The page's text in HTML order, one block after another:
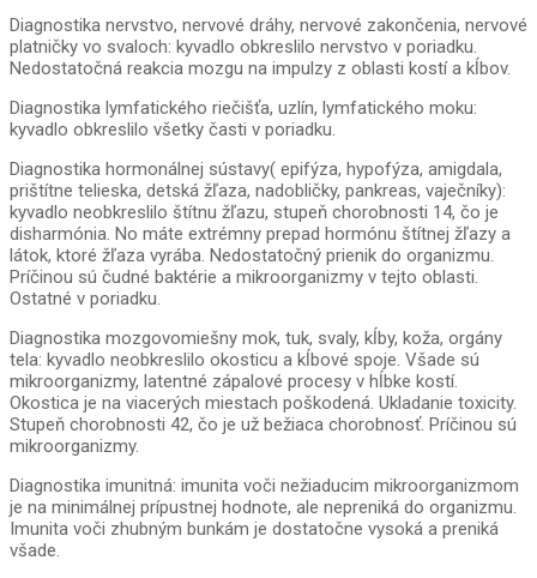
Diagnostika nervstvo, nervové dráhy, nervové zakončenia, nervové
platničky vo svaloch: kyvadlo obkreslilo nervstvo v poriadku.
Nedostatočná reakcia mozgu na impulzy z oblasti kostí a kĺbov.
Diagnostika lymfatického riečišťa, uzlín, lymfatického moku:
kyvadlo obkreslilo všetky časti v poriadku.
Diagnostika hormonálnej sústavy( epifýza, hypofýza, amigdala,
prištítne telieska, detská žľaza, nadobličky, pankreas, vaječníky):
kyvadlo neobkreslilo štítnu žľazu, stupeň chorobnosti 14, čo je
disharmónia. No máte extrémny prepad hormónu štítnej žľazy a
látok, ktoré žľaza vyrába. Nedostatočný prienik do organizmu.
Príčinou sú čudné baktérie a mikroorganizmy v tejto oblasti.
Ostatné v poriadku.
Diagnostika mozgovomiešny mok, tuk, svaly, kĺby, koža, orgány
tela: kyvadlo neobkreslilo okosticu a kĺbové spoje. Všade sú
mikroorganizmy, latentné zápalové procesy v hĺbke kostí.
Okostica je na viacerých miestach poškodená. Ukladanie toxicity.
Stupeň chorobnosti 42, čo je už bežiaca chorobnosť. Príčinou sú
mikroorganizmy.
Diagnostika imunitná: imunita voči nežiaducim mikroorganizmom
je na minimálnej prípustnej hodnote, ale nepreniká do organizmu.
Imunita voči zhubným bunkám je dostatočne vysoká a preniká
všade.